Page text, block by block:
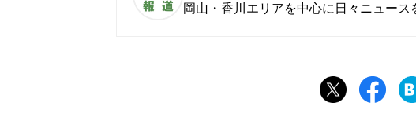
岡山・香川エリアを中心に日々ニュース